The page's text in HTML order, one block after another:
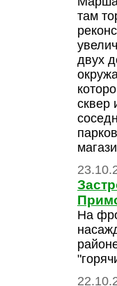
там
двух
сквер
На